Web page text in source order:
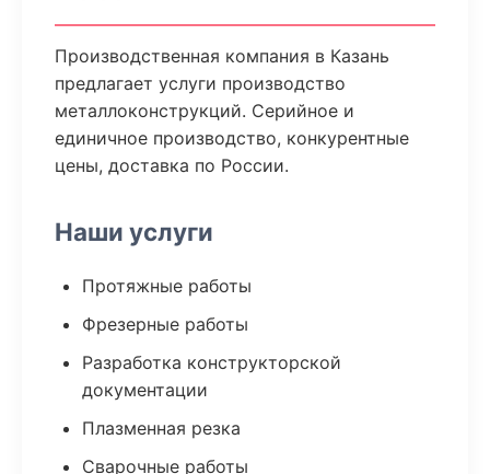
Производственная компания в Казань
предлагает услуги производство
металлоконструкций. Серийное и
единичное производство, конкурентные
цены, доставка по России.
Наши услуги
Протяжные работы
Фрезерные работы
Разработка конструкторской
документации
Плазменная резка
Сварочные работы